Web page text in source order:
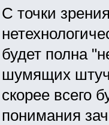
С точки
будет полна
шумящих
скорее всего
понимания